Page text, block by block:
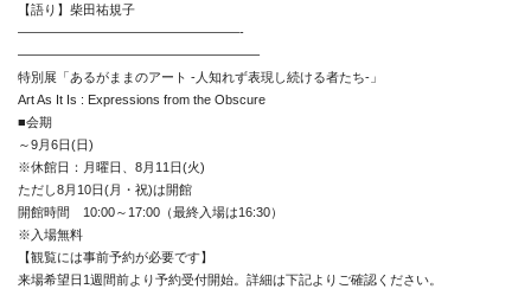
Goods
Media
【語り】柴田祐規子
—————————————————-
——————————————————–
特別展「あるがままのアート -人知れず表現し続ける者たち-」
Art As It Is : Expressions from the Obscure
■会期
～9月6日(日)
※休館日：月曜日、8月11日(火)
ただし8月10日(月・祝)は開館
開館時間 10:00～17:00（最終入場は16:30）
※入場無料
【観覧には事前予約が必要です】
来場希望日1週間前より予約受付開始。詳細は下記よりご確認ください。